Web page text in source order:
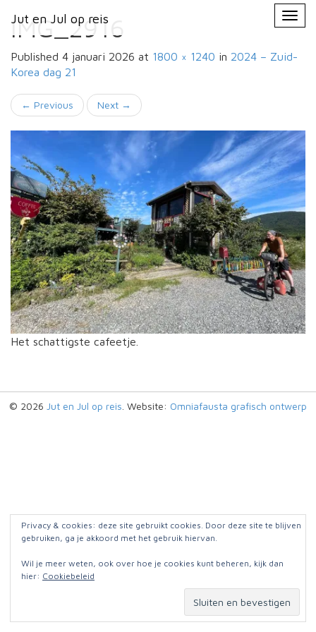
Jut en Jul op reis
Primary
Menu
Jut en Jul op reis
IMG_2916
Published 4 januari 2026 at 1800 × 1240 in 2024 – Zuid-
Korea dag 21
← Previous Next →
Het schattigste cafeetje.
© 2026 Jut en Jul op reis . Website: Omniafausta grafisch ontwerp
Privacy & cookies: deze site gebruikt cookies. Door deze site te blijven
gebruiken, ga je akkoord met het gebruik hiervan.
Wil je meer weten, ook over hoe je cookies kunt beheren, kijk dan
hier: Cookiebeleid